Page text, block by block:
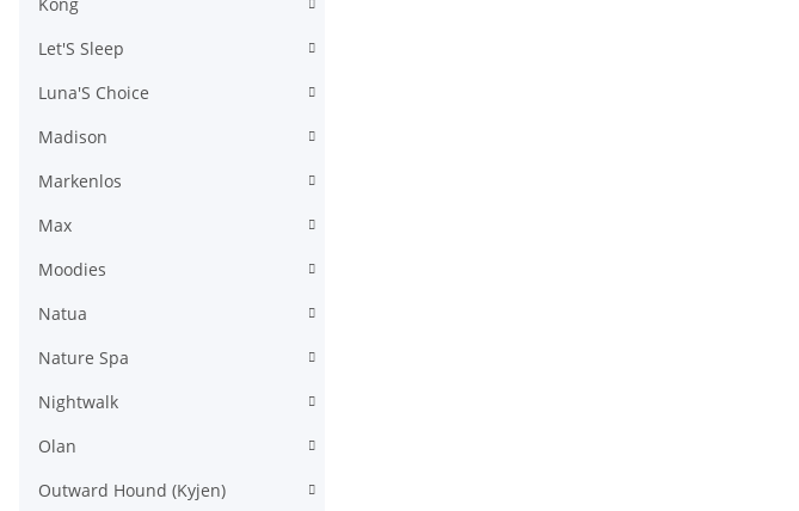
Let'S Sleep
Luna'S Choice
Madison
Markenlos
Max
Moodies
Natua
Nature Spa
Nightwalk
Olan
Outward Hound (Kyjen)